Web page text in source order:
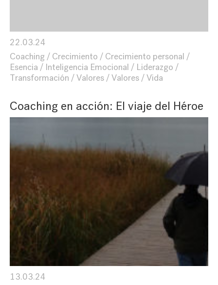
22.03.24
Coaching
Crecimiento
Crecimiento personal
Esencia
Inteligencia Emocional
Liderazgo
Transformación
Valores Valores Vida
Coaching en acción: El viaje del Héroe
13.03.24